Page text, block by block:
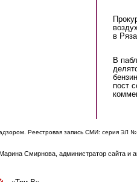
в
В
пост
Реестровая запись СМИ: серия ЭЛ №
Смирнова, администратор сайта и